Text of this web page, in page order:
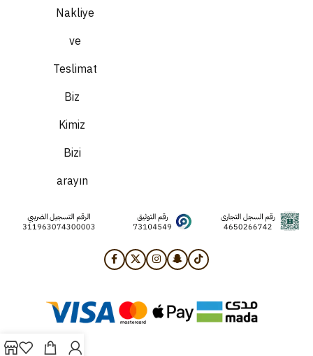
Nakliye
ve
Teslimat
Biz
Kimiz
Bizi
arayın